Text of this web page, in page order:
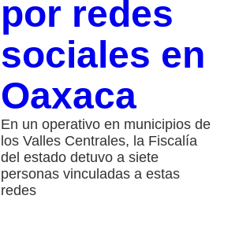
por redes
sociales en
Oaxaca
En un operativo en municipios de
los Valles Centrales, la Fiscalía
del estado detuvo a siete
personas vinculadas a estas
redes